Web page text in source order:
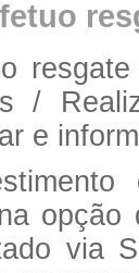
/
e
via